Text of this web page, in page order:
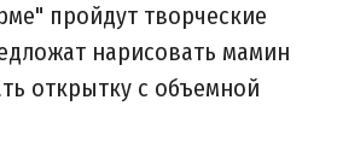
пройдут творческие
нарисовать мамин
открытку с объемной